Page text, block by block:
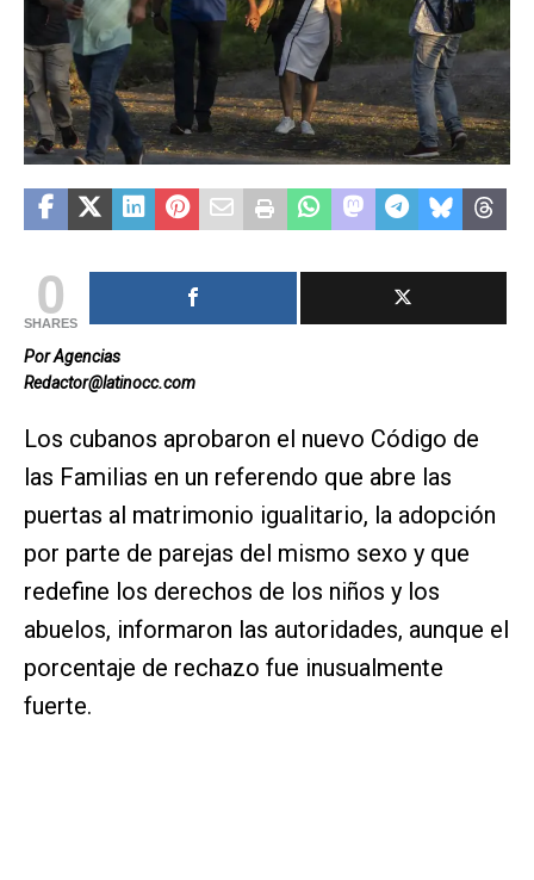
0
SHARES
Por Agencias
Redactor@latinocc.com
Los cubanos aprobaron el nuevo Código de
las Familias en un referendo que abre las
puertas al matrimonio igualitario, la adopción
por parte de parejas del mismo sexo y que
redefine los derechos de los niños y los
abuelos, informaron las autoridades, aunque el
porcentaje de rechazo fue inusualmente
fuerte.